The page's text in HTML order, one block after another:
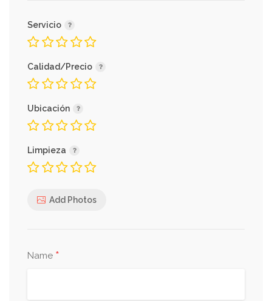
Servicio
Calidad/Precio
Ubicación
Limpieza
Add Photos
Name *